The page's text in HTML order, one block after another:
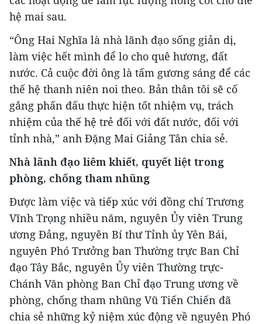
hệ mai sau.
“Ông Hai Nghĩa là nhà lãnh đạo sống giản dị,
làm việc hết mình để lo cho quê hương, đất
nước. Cả cuộc đời ông là tấm gương sáng để các
thế hệ thanh niên noi theo. Bản thân tôi sẽ cố
gắng phấn đấu thực hiện tốt nhiệm vụ, trách
nhiệm của thế hệ trẻ đối với đất nước, đối với
tỉnh nhà,” anh Đặng Mai Giảng Tân chia sẻ.
Nhà lãnh đạo liêm khiết, quyết liệt trong
phòng, chống tham nhũng
Được làm việc và tiếp xúc với đồng chí Trương
Vĩnh Trọng nhiều năm, nguyên Ủy viên Trung
ương Đảng, nguyên Bí thư Tỉnh ủy Yên Bái,
nguyên Phó Trưởng ban Thường trực Ban Chỉ
đạo Tây Bắc, nguyên Ủy viên Thường trực-
Chánh Văn phòng Ban Chỉ đạo Trung ương về
phòng, chống tham nhũng Vũ Tiến Chiến đã
chia sẻ những kỷ niệm xúc động về nguyên Phó